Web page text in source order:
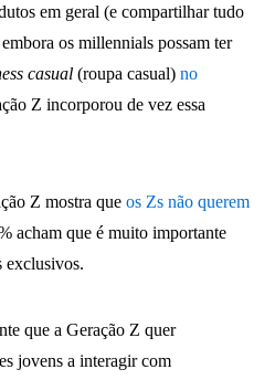
em geral (e compartilhar tudo
os millennials possam ter
casual (roupa casual) no
Z incorporou de vez essa
Z mostra que os Zs não querem
acham que é muito importante
exclusivos.
que a Geração Z quer
jovens a interagir com